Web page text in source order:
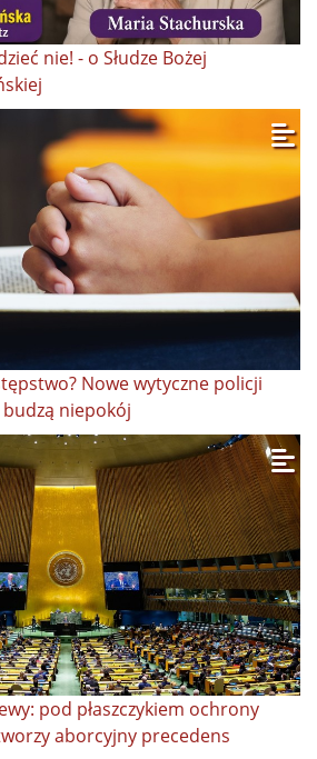
nie! - o Słudze Bożej
Nowe wytyczne policji
niepokój
pod płaszczykiem ochrony
aborcyjny precedens